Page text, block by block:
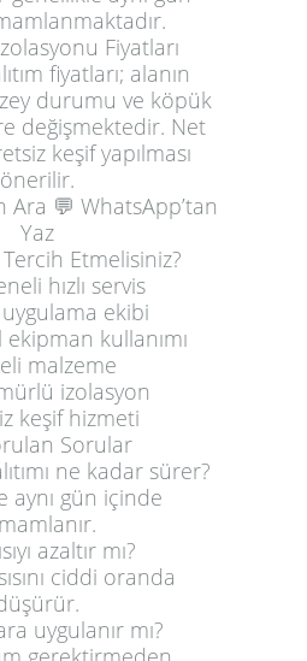
Fiyatları
fiyatları; alanın
durumu ve köpük
değişmektedir. Net
keşif yapılması
önerilir.
Ara 💬 WhatsApp’tan
Yaz
Etmelisiniz?
hızlı servis
ekibi
kullanımı
malzeme
izolasyon
keşif hizmeti
Sorular
ne kadar sürer?
aynı gün içinde
azaltır mı?
ciddi oranda
uygulanır mı?